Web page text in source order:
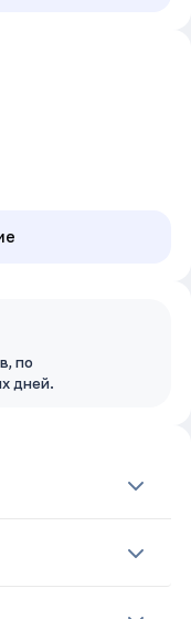
по
дней.